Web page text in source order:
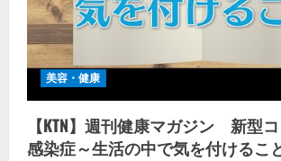
美容・健康
【KTN】週刊健康マガジン 新型
感染症～生活の中で気を付けるこ